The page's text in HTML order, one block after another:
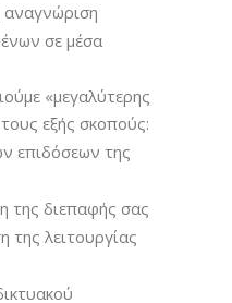
αναγνώριση
σε μέσα
«μεγαλύτερης
εξής σκοπούς:
επιδόσεων της
της διεπαφής σας
της λειτουργίας